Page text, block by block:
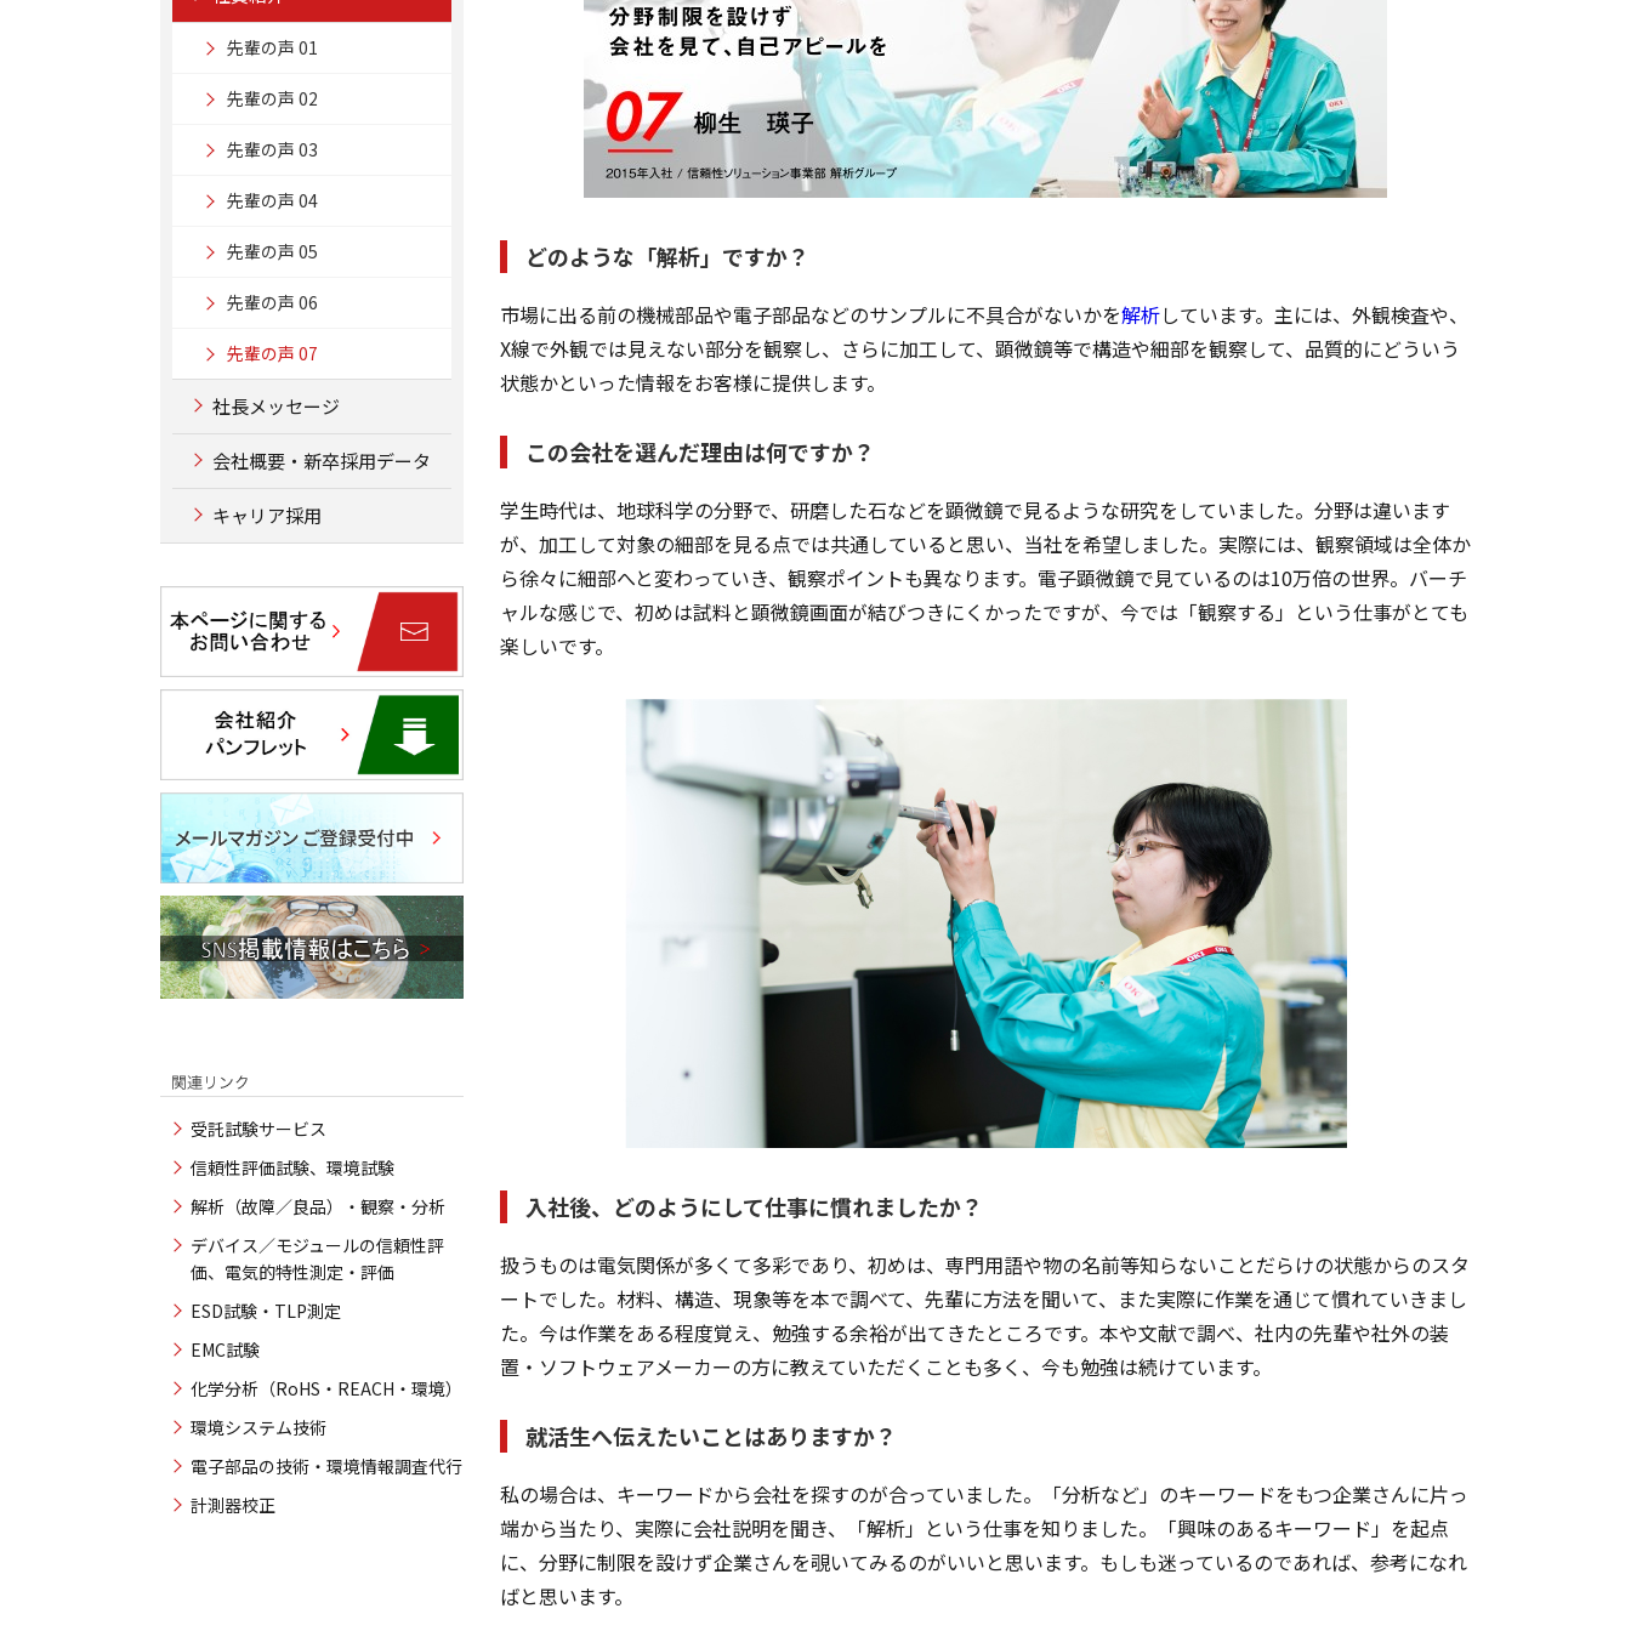
どのような「解析」ですか？
市場に出る前の機械部品や電子部品などのサンプルに不具合がないかを解析しています。主には、外観検査や、
X線で外観では見えない部分を観察し、さらに加工して、顕微鏡等で構造や細部を観察して、品質的にどういう
状態かといった情報をお客様に提供します。
この会社を選んだ理由は何ですか？
学生時代は、地球科学の分野で、研磨した石などを顕微鏡で見るような研究をしていました。分野は違います
が、加工して対象の細部を見る点では共通していると思い、当社を希望しました。実際には、観察領域は全体か
ら徐々に細部へと変わっていき、観察ポイントも異なります。電子顕微鏡で見ているのは10万倍の世界。バーチ
ャルな感じで、初めは試料と顕微鏡画面が結びつきにくかったですが、今では「観察する」という仕事がとても
楽しいです。
入社後、どのようにして仕事に慣れましたか？
扱うものは電気関係が多くて多彩であり、初めは、専門用語や物の名前等知らないことだらけの状態からのスタ
ートでした。材料、構造、現象等を本で調べて、先輩に方法を聞いて、また実際に作業を通じて慣れていきまし
た。今は作業をある程度覚え、勉強する余裕が出てきたところです。本や文献で調べ、社内の先輩や社外の装
置・ソフトウェアメーカーの方に教えていただくことも多く、今も勉強は続けています。
就活生へ伝えたいことはありますか？
私の場合は、キーワードから会社を探すのが合っていました。「分析など」のキーワードをもつ企業さんに片っ
端から当たり、実際に会社説明を聞き、「解析」という仕事を知りました。「興味のあるキーワード」を起点
に、分野に制限を設けず企業さんを覗いてみるのがいいと思います。もしも迷っているのであれば、参考になれ
ばと思います。
先輩の声 01
先輩の声 02
先輩の声 03
先輩の声 04
先輩の声 05
先輩の声 06
先輩の声 07
社長メッセージ
会社概要・新卒採用データ
キャリア採用
受託試験サービス
信頼性評価試験、環境試験
解析（故障／良品）・観察・分析
デバイス／モジュールの信頼性評
価、電気的特性測定・評価
ESD試験・TLP測定
EMC試験
化学分析（RoHS・REACH・環境）
環境システム技術
電子部品の技術・環境情報調査代行
計測器校正